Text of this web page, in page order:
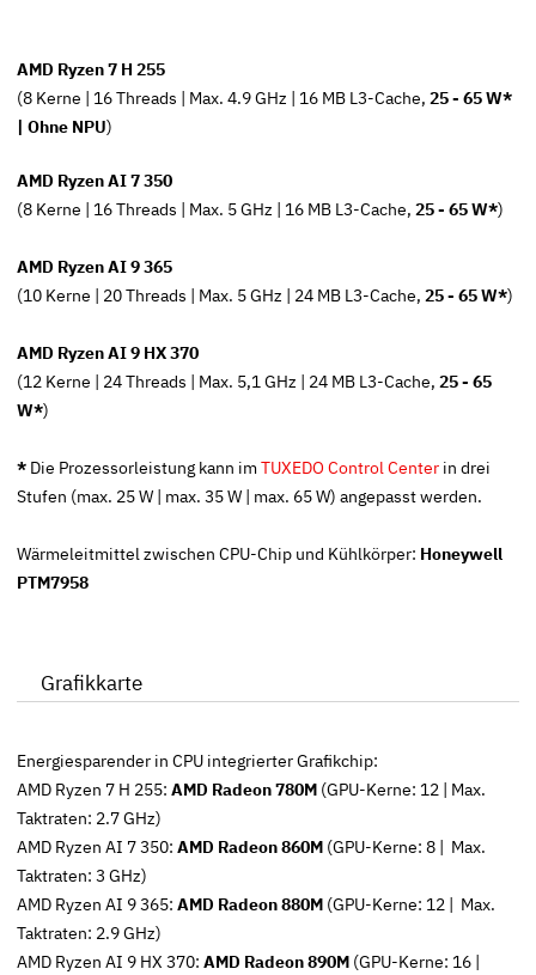
AMD Ryzen 7 H 255
(8 Kerne | 16 Threads | Max. 4.9 GHz | 16 MB L3-Cache,25 - 65 W*
| Ohne NPU)
AMD Ryzen AI 7 350
(8 Kerne | 16 Threads | Max. 5 GHz | 16 MB L3-Cache,25 - 65 W*)
AMD Ryzen AI 9 365
(10 Kerne | 20 Threads | Max. 5 GHz | 24 MB L3-Cache,25 - 65 W*)
AMD Ryzen AI 9 HX 370
(12 Kerne | 24 Threads | Max. 5,1 GHz | 24 MB L3-Cache,25 - 65
W*)
* Die Prozessorleistung kann imTUXEDO Control Center in drei
Stufen (max. 25 W | max. 35 W | max. 65 W) angepasst werden.
Wärmeleitmittel zwischen CPU-Chip und Kühlkörper: Honeywell
PTM7958
Grafikkarte
Energiesparender in CPU integrierter Grafikchip:
AMD Ryzen 7 H 255:AMD Radeon 780M (GPU-Kerne: 12 | Max.
Taktraten: 2.7 GHz)
AMD Ryzen AI 7 350:AMD Radeon 860M (GPU-Kerne: 8 | Max.
Taktraten: 3 GHz)
AMD Ryzen AI 9 365:AMD Radeon 880M (GPU-Kerne: 12 | Max.
Taktraten: 2.9 GHz)
AMD Ryzen AI 9 HX 370:AMD Radeon 890M (GPU-Kerne: 16 |